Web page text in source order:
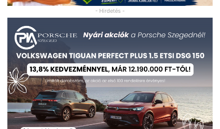
- Hirdetés -